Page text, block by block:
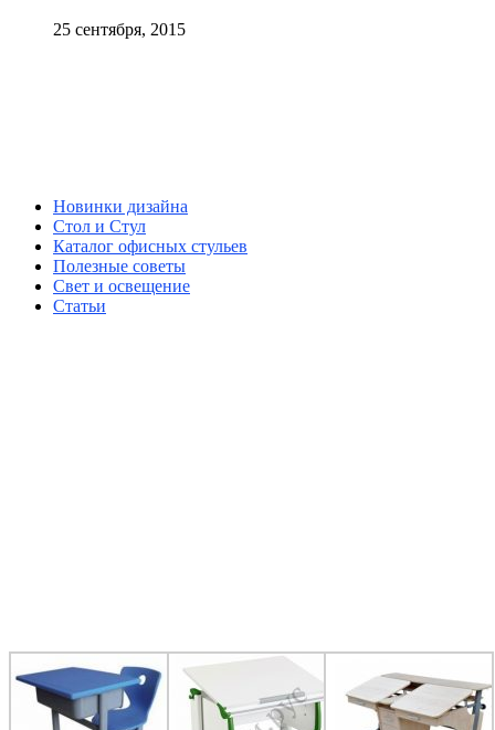
25 сентября, 2015
Новинки дизайна
Стол и Стул
Каталог офисных стульев
Полезные советы
Свет и освещение
Статьи